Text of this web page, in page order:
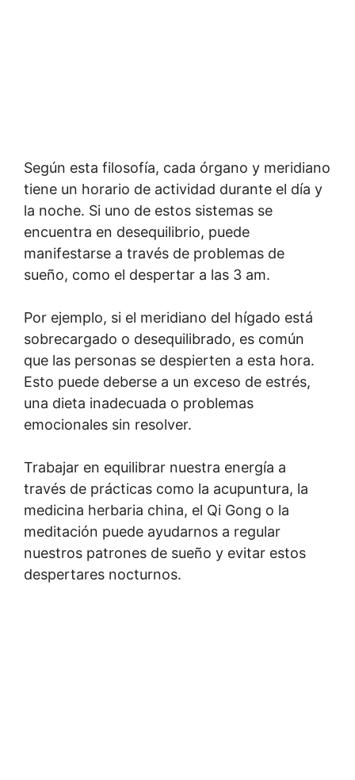
Según esta filosofía, cada órgano y meridiano
tiene un horario de actividad durante el día y
la noche. Si uno de estos sistemas se
encuentra en desequilibrio, puede
manifestarse a través de problemas de
sueño, como el despertar a las 3 am.
Por ejemplo, si el meridiano del hígado está
sobrecargado o desequilibrado, es común
que las personas se despierten a esta hora.
Esto puede deberse a un exceso de estrés,
una dieta inadecuada o problemas
emocionales sin resolver.
Trabajar en equilibrar nuestra energía a
través de prácticas como la acupuntura, la
medicina herbaria china, el Qi Gong o la
meditación puede ayudarnos a regular
nuestros patrones de sueño y evitar estos
despertares nocturnos.